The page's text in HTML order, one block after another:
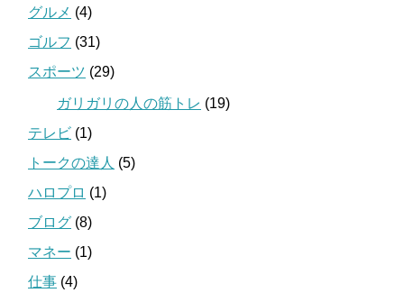
グルメ (4)
ゴルフ (31)
スポーツ (29)
ガリガリの人の筋トレ (19)
テレビ (1)
トークの達人 (5)
ハロプロ (1)
ブログ (8)
マネー (1)
仕事 (4)